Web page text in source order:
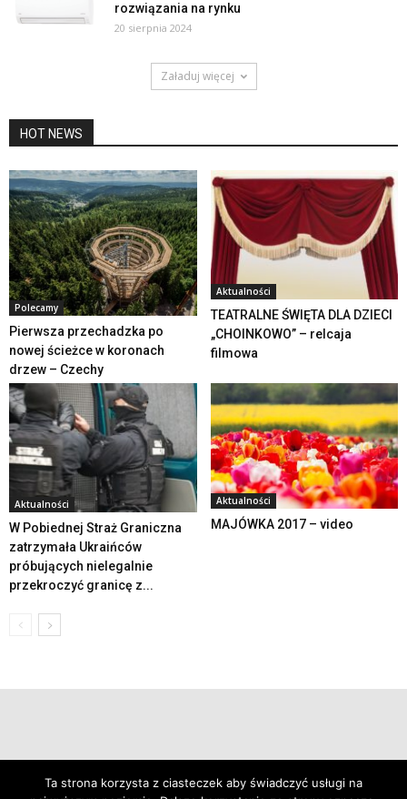
rozwiązania na rynku
20 sierpnia 2024
Załaduj więcej
HOT NEWS
Polecamy
Pierwsza przechadzka po
nowej ścieżce w koronach
drzew – Czechy
Aktualności
TEATRALNE ŚWIĘTA DLA DZIECI
„CHOINKOWO” – relcaja
filmowa
Aktualności
W Pobiednej Straż Graniczna
zatrzymała Ukraińców
próbujących nielegalnie
przekroczyć granicę z...
Aktualności
MAJÓWKA 2017 – video
Ta strona korzysta z ciasteczek aby świadczyć usługi na